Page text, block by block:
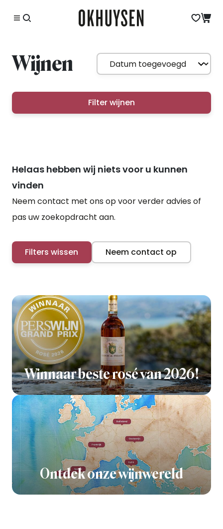
Wijnen
Filter wijnen
Helaas hebben wij niets voor u kunnen
vinden
Neem contact met ons op voor verder advies of
pas uw zoekopdracht aan.
Filters wissen Neem contact op
Winnaar beste rosé van 2026!
Ontdek onze wijnwereld